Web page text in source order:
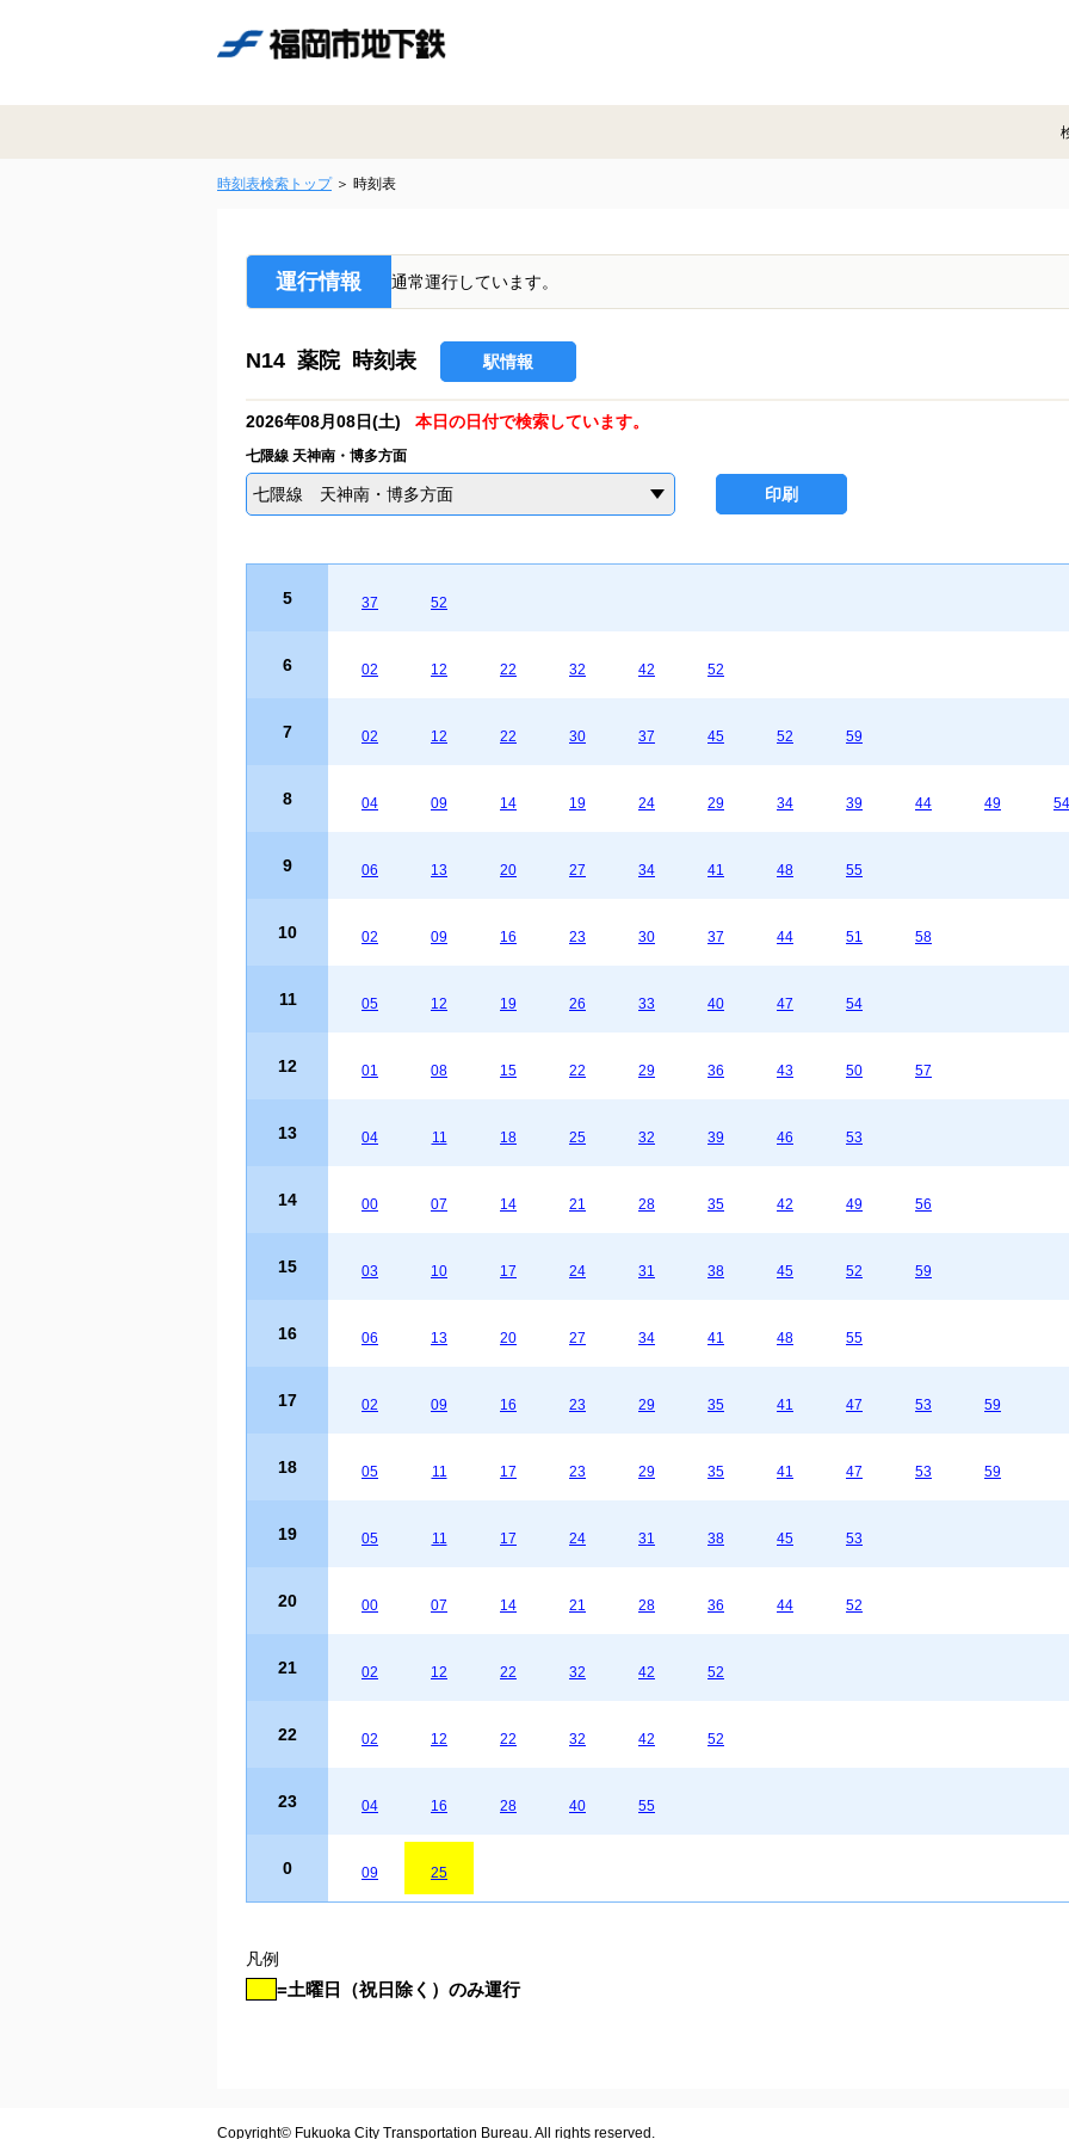
時刻表検索トップ 時刻表
運行情報 通常運行しています。
N14 薬院 時刻表 駅情報
2026年08月08日(土) 本日の日付で検索しています。
七隈線 天神南・博多方面
七隈線 天神南・博多方面 印刷
5 37 52
6 02 12 22 32 42 52
7 02 12 22 30 37 45 52 59
8 04 09 14 19 24 29 34 39 44 49 54
9 06 13 20 27 34 41 48 55
10 02 09 16 23 30 37 44 51 58
11 05 12 19 26 33 40 47 54
12 01 08 15 22 29 36 43 50 57
13 04 11 18 25 32 39 46 53
14 00 07 14 21 28 35 42 49 56
15 03 10 17 24 31 38 45 52 59
16 06 13 20 27 34 41 48 55
17 02 09 16 23 29 35 41 47 53 59
18 05 11 17 23 29 35 41 47 53 59
19 05 11 17 24 31 38 45 53
20 00 07 14 21 28 36 44 52
21 02 12 22 32 42 52
22 02 12 22 32 42 52
23 04 16 28 40 55
0 09 25
凡例
=土曜日（祝日除く）のみ運行
Copyright© Fukuoka City Transportation Bureau. All rights reserved.